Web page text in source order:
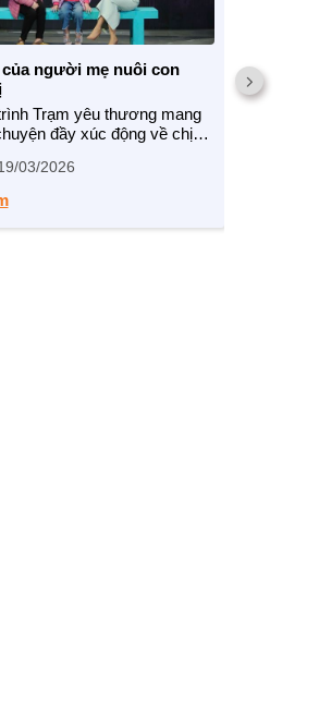
người mẹ nuôi con
Trạm yêu thương mang
đầy xúc động về chị
tật đang từng ngày
phận để nuôi dạy hai con
tật là Trịnh Khánh Uyên và
Vy.
03/2026
Cô bé
phụ